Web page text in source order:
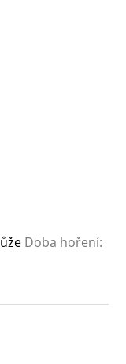
Doba hoření: